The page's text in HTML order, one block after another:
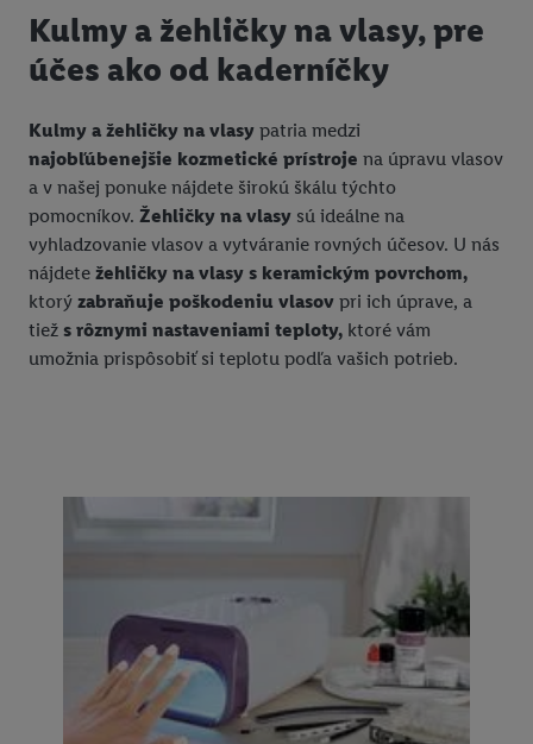
Kulmy a žehličky na vlasy, pre
účes ako od kaderníčky
Kulmy a žehličky na vlasy patria medzi
najobľúbenejšie kozmetické prístroje na úpravu vlasov
a v našej ponuke nájdete širokú škálu týchto
pomocníkov. Žehličky na vlasy sú ideálne na
vyhladzovanie vlasov a vytváranie rovných účesov. U nás
nájdete žehličky na vlasy s keramickým povrchom,
ktorý zabraňuje poškodeniu vlasov pri ich úprave, a
tiež s rôznymi nastaveniami teploty, ktoré vám
umožnia prispôsobiť si teplotu podľa vašich potrieb.